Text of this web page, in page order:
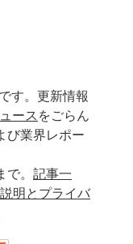
す。更新情報
ースをごらん
び業界レポー
で。 記事一
明とプライバ